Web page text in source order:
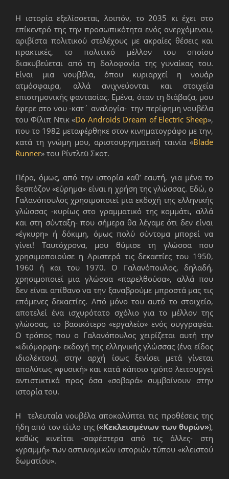
Η ιστορία εξελίσσεται, λοιπόν, το 2035 κι έχει στο
επίκεντρό της την προσωπικότητα ενός ανερχόμενου,
αριβίστα πολιτικού στελέχους με ακραίες θέσεις και
πρακτικές, το πολιτικό μέλλον του οποίου
διακυβεύεται από τη δολοφονία της γυναίκας του.
Είναι μια νουβέλα, όπου κυριαρχεί η νουάρ
ατμόσφαιρα, αλλά ανιχνεύονται και στοιχεία
επιστημονικής φαντασίας. Εμένα, όταν τη διάβαζα, μου
έφερε στο νου -κατ΄ αναλογία- την περίφημη νουβέλα
του Φίλιπ Ντικ «Do Androids Dream of Electric Sheep»,
που το 1982 μεταφέρθηκε στον κινηματογράφο με την,
κατά τη γνώμη μου, αριστουργηματική ταινία «Blade
Runner» του Ρίντλεϋ Σκοτ.
Πέρα, όμως, από την ιστορία καθ’ εαυτή, για μένα το
δεσπόζον «εύρημα» είναι η χρήση της γλώσσας. Εδώ, ο
Γαλανόπουλος χρησιμοποιεί μια εκδοχή της ελληνικής
γλώσσας -κυρίως στο γραμματικό της κομμάτι, αλλά
και στη σύνταξη- που σήμερα θα λέγαμε ότι δεν είναι
«έγκυρη» ή δόκιμη, όμως πολύ σύντομα μπορεί να
γίνει! Ταυτόχρονα, μου θύμισε τη γλώσσα που
χρησιμοποιούσε η Αριστερά τις δεκαετίες του 1950,
1960 ή και του 1970. Ο Γαλανόπουλος, δηλαδή,
χρησιμοποιεί μια γλώσσα «παρελθούσα», αλλά που
δεν είναι απίθανο να την ξαναβρούμε μπροστά μας τις
επόμενες δεκαετίες. Από μόνο του αυτό το στοιχείο,
αποτελεί ένα ισχυρότατο σχόλιο για το μέλλον της
γλώσσας, το βασικότερο «εργαλείο» ενός συγγραφέα.
Ο τρόπος που ο Γαλανόπουλος χειρίζεται αυτή την
«ιδιόμορφη» εκδοχή της ελληνικής γλώσσας (ένα είδος
ιδιολέκτου), στην αρχή ίσως ξενίσει μετά γίνεται
απολύτως «φυσική» και κατά κάποιο τρόπο λειτουργεί
αντιστικτικά προς όσα «σοβαρά» συμβαίνουν στην
ιστορία του.
Η τελευταία νουβέλα αποκαλύπτει τις προθέσεις της
ήδη από τον τίτλο της («Κεκλεισμένων των θυρών»),
καθώς κινείται -σαφέστερα από τις άλλες- στη
«γραμμή» των αστυνομικών ιστοριών τύπου «κλειστού
δωματίου».